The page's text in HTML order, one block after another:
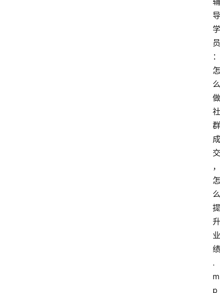
导
学
员
：
怎
么
做
社
群
成
交
，
怎
么
提
升
业
绩
.
m
p